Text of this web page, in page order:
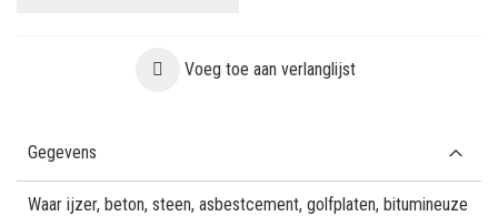
Voeg toe aan verlanglijst
Gegevens
Waar ijzer, beton, steen, asbestcement, golfplaten, bitumineuze